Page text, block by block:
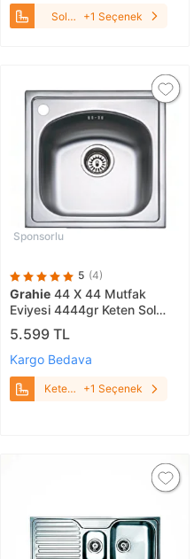
Sol
+1 Seçenek
Sponsorlu
5 (4)
Grahie 44 X 44 Mutfak
Eviyesi 4444gr Keten Sol
Damlalıklı
5.599 TL
Kargo Bedava
Keten
+1 Seçenek